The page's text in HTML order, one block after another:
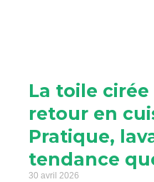
La toile
retour en
Pratique,
tendance
30 avril 2026